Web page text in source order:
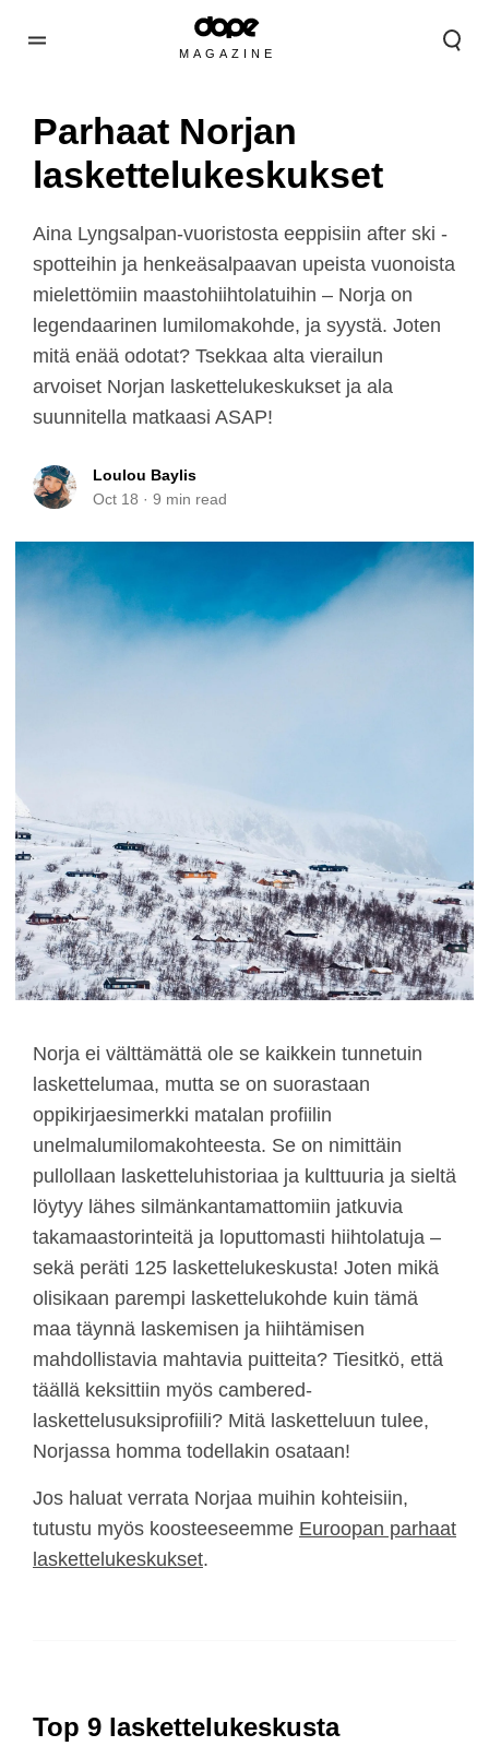
MAGAZINE
Parhaat Norjan
laskettelukeskukset
Aina Lyngsalpan-vuoristosta eeppisiin after ski -
spotteihin ja henkeäsalpaavan upeista vuonoista
mielettömiin maastohiihtolatuihin – Norja on
legendaarinen lumilomakohde, ja syystä. Joten
mitä enää odotat? Tsekkaa alta vierailun
arvoiset Norjan laskettelukeskukset ja ala
suunnitella matkaasi ASAP!
Loulou Baylis
Oct 18 · 9 min read
Norja ei välttämättä ole se kaikkein tunnetuin
laskettelumaa, mutta se on suorastaan
oppikirjaesimerkki matalan profiilin
unelmalumilomakohteesta. Se on nimittäin
pullollaan lasketteluhistoriaa ja kulttuuria ja sieltä
löytyy lähes silmänkantamattomiin jatkuvia
takamaastorinteitä ja loputtomasti hiihtolatuja –
sekä peräti 125 laskettelukeskusta! Joten mikä
olisikaan parempi laskettelukohde kuin tämä
maa täynnä laskemisen ja hiihtämisen
mahdollistavia mahtavia puitteita? Tiesitkö, että
täällä keksittiin myös cambered-
laskettelusuksiprofiili? Mitä lasketteluun tulee,
Norjassa homma todellakin osataan!
Jos haluat verrata Norjaa muihin kohteisiin,
tutustu myös koosteeseemme Euroopan parhaat
laskettelukeskukset.
Top 9 laskettelukeskusta